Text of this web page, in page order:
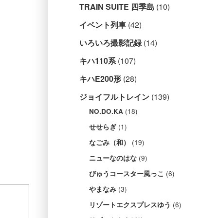
TRAIN SUITE 四季島 (10)
イベント列車 (42)
いろいろ撮影記録(14)
キハ110系(107)
キハE200形 (28)
ジョイフルトレイン (139)
NO.DO.KA (18)
せせらぎ (1)
なごみ（和） (19)
ニューなのはな (9)
びゅうコースター風っこ (6)
やまなみ (3)
リゾートエクスプレスゆう (6)